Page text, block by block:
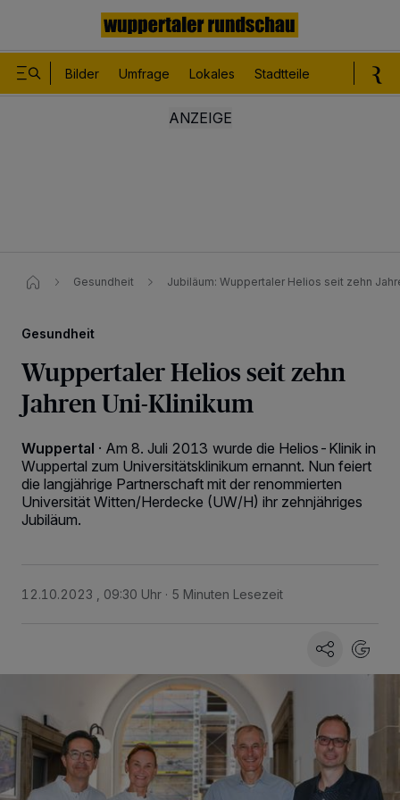
Bilder Umfrage Lokales Stadtteile
Gesundheit Jubiläum: Wuppertaler Helios seit zehn
Gesundheit
Wuppertaler Helios seit zehn
Jahren Uni-Klinikum
Wuppertal · Am 8. Juli 2013 wurde die Helios-Klinik in
Wuppertal zum Universitätsklinikum ernannt. Nun feiert
die langjährige Partnerschaft mit der renommierten
Universität Witten/Herdecke (UW/H) ihr zehnjähriges
Jubiläum.
12.10.2023 , 09:30 Uhr 5 Minuten Lesezeit